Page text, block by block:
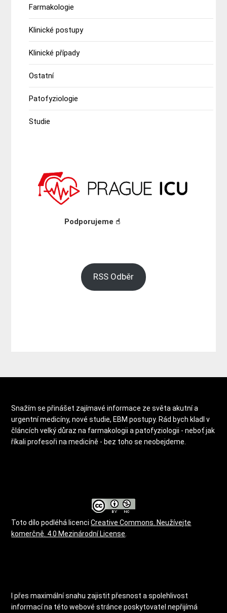
Farmakologie
Klinické postupy
Klinické případy
Ostatní
Patofyziologie
Studie
Podporujeme ☝︎
RSS Odběr
Snažím se přinášet zajímavé informace ze světa akutní a
urgentní medicíny, nové studie, EBM postupy. Rád bych kladl v
článcích velký důraz na farmakologii a patofyziologii - neboť jak
říkali profesoři na medicíně - bez toho se neobejdeme.
Toto dílo podléhá licenciCreative Commons. Neužívejte
komerčně. 4.0 Mezinárodní License
I přes maximální snahu zajistit přesnost a spolehlivost
informací na této webové stránce poskytovatel nepřijímá